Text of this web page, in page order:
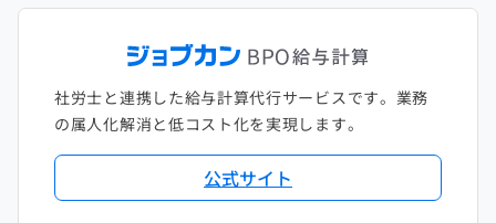
社労士と連携した給与計算代行サービスです。業務
の属人化解消と低コスト化を実現します。
公式サイト